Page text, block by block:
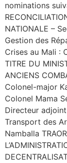
nominations
NATIONALE –
Gestion des
Crises au Mali :
TITRE DU
ANCIENS
Colonel-major
Colonel Mama
Directeur
Transport des
Namballa